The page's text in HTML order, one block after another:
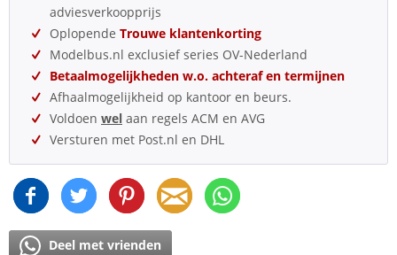
adviesverkoopprijs
Oplopende Trouwe klantenkorting
Modelbus.nl exclusief series OV-Nederland
Betaalmogelijkheden w.o. achteraf en termijnen
Afhaalmogelijkheid op kantoor en beurs.
Voldoen wel aan regels ACM en AVG
Versturen met Post.nl en DHL
Deel met vrienden